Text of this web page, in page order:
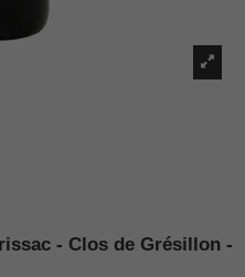
- Clos de Grésillon -